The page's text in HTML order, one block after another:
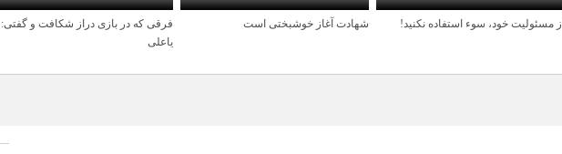
1 سال قبل
از مسئولیت خود، سوء استفاده نکنید! 1 سال قبل
شهادت آغاز خوشبختی است 2 سال قبل
فرقی که در بازی دراز شکافت و گفتی:
یاعلی